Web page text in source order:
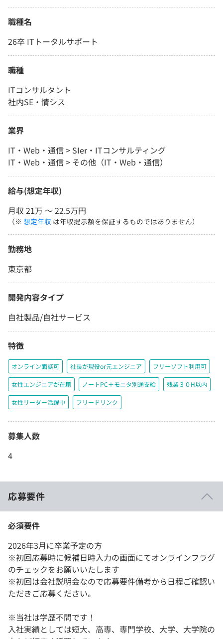
職種名
26卒 ITトータルサポート
職種
ITコンサルタント
社内SE・情シス
業界
IT・Web・通信 > SIer・ITコンサルティング
IT・Web・通信 > その他（IT・Web・通信）
給与(想定年収)
月収 21万 〜 22.5万円
（※ 想定年収 は年収提示額を保証するものではありません）
勤務地
東京都
開発内容タイプ
自社製品/自社サービス
特徴
オンライン面談可 社長が現役or元エンジニア フリーソフト利用可
女性エンジニアが在籍 ノートPC＋モニタ別途支給 残業３０H以内
女性リーダー活躍中 フリードリンク
募集人数
4
応募要件
必須要件
2026年3月に卒業予定の方
※初回応募時に候補日時入力の画面にてオンラインフラグ
のチェックをお願いいたします
※初回は会社説明会なので応募要件備考から日程ご確認い
ただきご応募ください。
※当社は学歴不問です！
入社実績としては短大、高専、専門学校、大学、大学院の